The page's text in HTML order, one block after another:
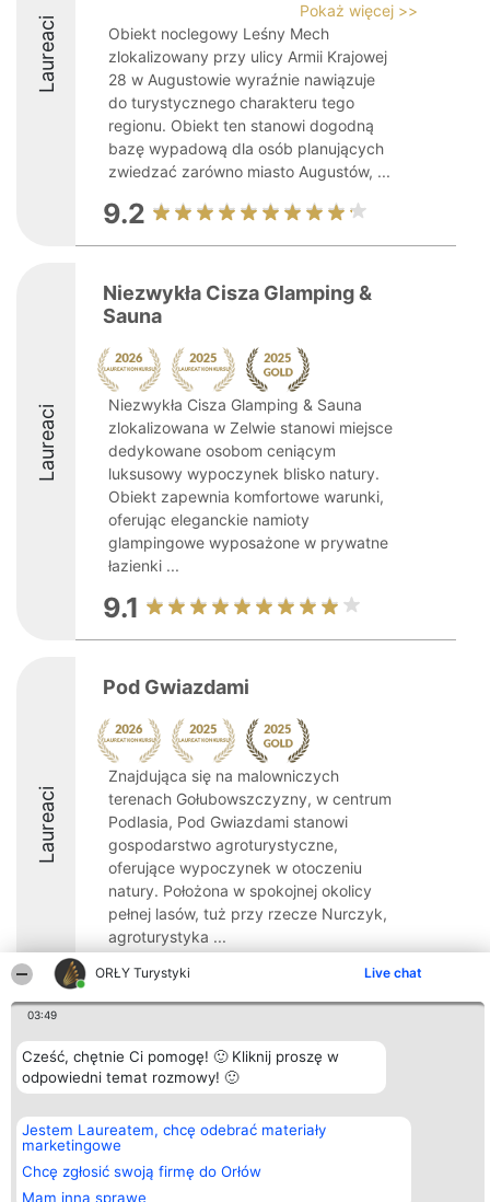
ORŁY Turystyki Live chat
03:49
Cześć, chętnie Ci pomogę! 🙂 Kliknij proszę w
odpowiedni temat rozmowy! 🙂
Jestem Laureatem, chcę odebrać materiały
marketingowe
Chcę zgłosić swoją firmę do Orłów
Mam inną sprawę
Laureaci
Pokaż więcej >>
Obiekt noclegowy Leśny Mech
zlokalizowany przy ulicy Armii Krajowej
28 w Augustowie wyraźnie nawiązuje
do turystycznego charakteru tego
regionu. Obiekt ten stanowi dogodną
bazę wypadową dla osób planujących
zwiedzać zarówno miasto Augustów, ...
9.2
Laureaci
Niezwykła Cisza Glamping &
Sauna
Niezwykła Cisza Glamping & Sauna
zlokalizowana w Zelwie stanowi miejsce
dedykowane osobom ceniącym
luksusowy wypoczynek blisko natury.
Obiekt zapewnia komfortowe warunki,
oferując eleganckie namioty
glampingowe wyposażone w prywatne
łazienki ...
9.1
Laureaci
Pod Gwiazdami
Znajdująca się na malowniczych
terenach Gołubowszczyzny, w centrum
Podlasia, Pod Gwiazdami stanowi
gospodarstwo agroturystyczne,
oferujące wypoczynek w otoczeniu
natury. Położona w spokojnej okolicy
pełnej lasów, tuż przy rzecze Nurczyk,
agroturystyka ...
9
Organizator plebiscytu
Bright Side Solutions sp. z o.
o. sp. k.
Wrocław 50-079
KRS 0000749100 | Regon
381313360 | NIP 8943132676
+48 508 492 400
Plebiscyt
Laureaci
Lista
Laureatów
Zasady
Polityka
Kontakt